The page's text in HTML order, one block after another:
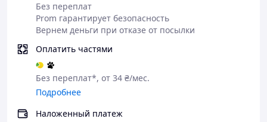
Без переплат
Prom гарантирует безопасность
Вернем деньги при отказе от посылки
Оплатить частями
Без переплат*, от 34 ₴/мес.
Подробнее
Наложенный платеж